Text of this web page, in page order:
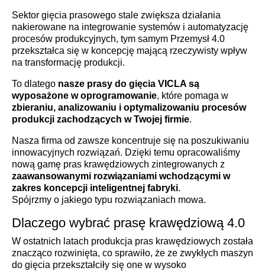
Sektor gięcia prasowego stale zwiększa działania
nakierowane na integrowanie systemów i automatyzację
procesów produkcyjnych, tym samym Przemysł 4.0
przekształca się w koncepcję mającą rzeczywisty wpływ
na transformację produkcji.
To dlatego nasze prasy do gięcia VICLA są
wyposażone w oprogramowanie, które pomaga w
zbieraniu, analizowaniu i optymalizowaniu procesów
produkcji zachodzących w Twojej firmie.
Nasza firma od zawsze koncentruje się na poszukiwaniu
innowacyjnych rozwiązań. Dzięki temu opracowaliśmy
nową gamę pras krawędziowych zintegrowanych z
zaawansowanymi rozwiązaniami wchodzącymi w
zakres koncepcji inteligentnej fabryki.
Spójrzmy o jakiego typu rozwiązaniach mowa.
Dlaczego wybrać prasę krawędziową 4.0
W ostatnich latach produkcja pras krawędziowych została
znacząco rozwinięta, co sprawiło, że ze zwykłych maszyn
do gięcia przekształciły się one w wysoko